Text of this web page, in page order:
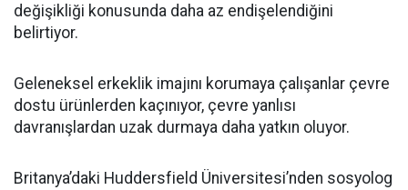
değişikliği konusunda daha az endişelendiğini
belirtiyor.
Geleneksel erkeklik imajını korumaya çalışanlar çevre
dostu ürünlerden kaçınıyor, çevre yanlısı
davranışlardan uzak durmaya daha yatkın oluyor.
Britanya’daki Huddersfield Üniversitesi’nden sosyolog